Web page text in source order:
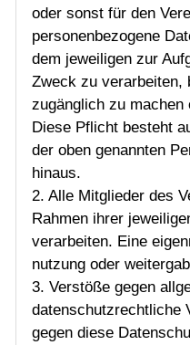
oder sonst für den
personenbezogene
dem jeweiligen zur
Zweck zu verarbeiten,
zugänglich zu
Diese Pflicht besteht
der oben genannten
hinaus.
2. Alle Mitglieder des
Rahmen ihrer
verarbeiten. Eine
nutzung oder
3. Verstöße gegen
datenschutzrechtliche
gegen diese